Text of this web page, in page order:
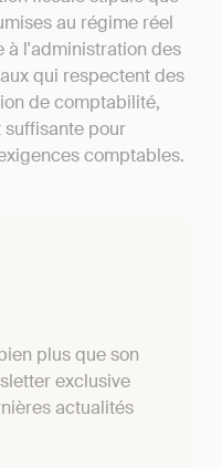
au régime réel
à l'administration des
qui respectent des
de comptabilité,
suffisante pour
comptables.
plus que son
exclusive
actualités